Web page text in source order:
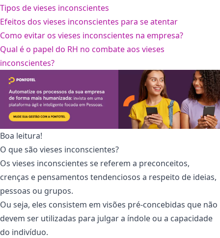
Tipos de vieses inconscientes
Efeitos dos vieses inconscientes para se atentar
Como evitar os vieses inconscientes na empresa?
Qual é o papel do RH no combate aos vieses
inconscientes?
Boa leitura!
O que são vieses inconscientes?
Os vieses inconscientes se referem a preconceitos,
crenças e pensamentos tendenciosos a respeito de ideias,
pessoas ou grupos.
Ou seja, eles consistem em visões pré-concebidas que não
devem ser utilizadas para julgar a índole ou a capacidade
do indivíduo.